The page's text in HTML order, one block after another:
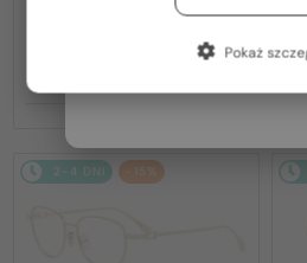
Optična okvirja
869 PLN
2-4 DNI -15%
Włochy / IT
Pokaż